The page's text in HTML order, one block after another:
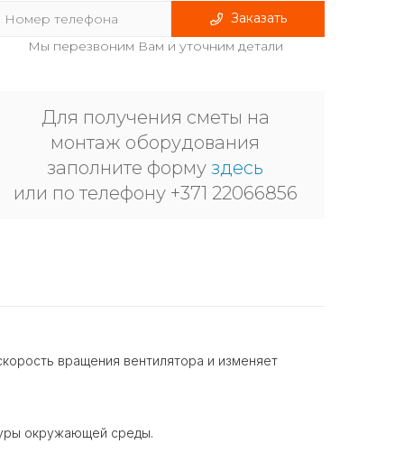
Заказать
Мы перезвоним Вам и уточним детали
Для получения сметы на
монтаж оборудования
заполните форму здесь
или по телефону +371 22066856
вращения вентилятора и изменяет
окружающей среды.